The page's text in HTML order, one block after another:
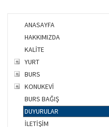
ANASAYFA
HAKKIMIZDA
KALİTE
YURT
BURS
KONUKEVİ
BURS BAĞIŞ
DUYURULAR
İLETİŞİM